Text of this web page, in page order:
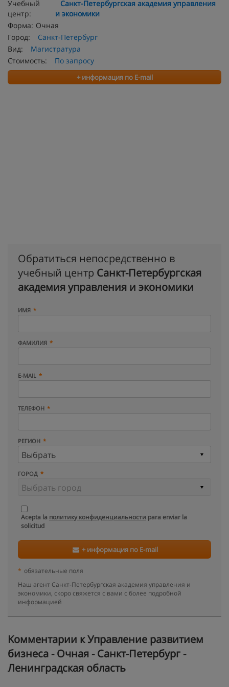
Учебный
центр:
Санкт-Петербургская академия управления
и экономики
Форма: Очная
Город:
Санкт-Петербург
Вид:
Магистратура
Стоимость:
По запросу
+ информация по E-mail
Обратиться непосредственно в
учебный центр Санкт-Петербургская
академия управления и экономики
ИМЯ
ФАМИЛИЯ
E-MAIL
ТЕЛЕФОН
РЕГИОН
ГОРОД
Acepta la политику конфиденциальности para enviar la
solicitud
+ информация по E-mail
* обязательные поля
Наш агент Санкт-Петербургская академия управления и
экономики, скоро свяжется с вами с более подробной
информацией
Kомментарии к Управление развитием
бизнеса - Очная - Санкт-Петербург -
Ленинградская область